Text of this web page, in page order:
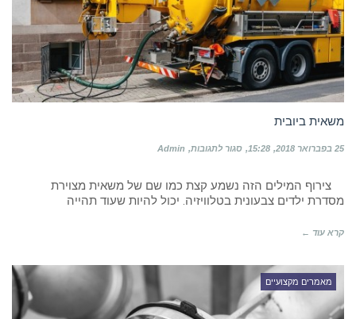
משאית ביובית
25 בפברואר 2018 15:28 סגור לתגובות עלAdmin
צירוף המילים הזה נשמע קצת כמו שם של משאית מצוירת
מסדרת ילדים צבעונית בטלוויזיה. יכול להיות שעוד תהייה
קרא עוד ←
מאמרים מקצועיים